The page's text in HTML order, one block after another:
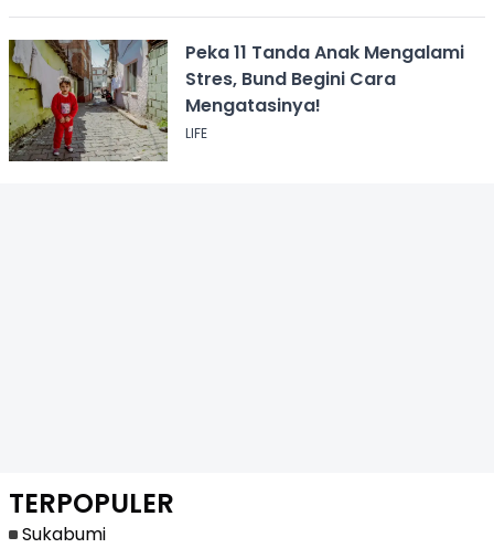
Peka 11 Tanda Anak Mengalami
Stres, Bund Begini Cara
Mengatasinya!
LIFE
TERPOPULER
Sukabumi